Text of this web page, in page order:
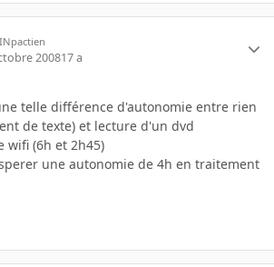
INpactien
200817 a
telle différence d'autonomie entre rien
de texte) et lecture d'un dvd
wifi (6h et 2h45)
une autonomie de 4h en traitement